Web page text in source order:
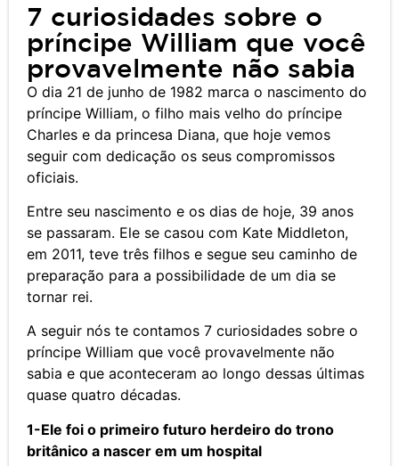
7 curiosidades sobre o
príncipe William que você
provavelmente não sabia
O dia 21 de junho de 1982 marca o nascimento do
príncipe William, o filho mais velho do príncipe
Charles e da princesa Diana, que hoje vemos
seguir com dedicação os seus compromissos
oficiais.
Entre seu nascimento e os dias de hoje, 39 anos
se passaram. Ele se casou com Kate Middleton,
em 2011, teve três filhos e segue seu caminho de
preparação para a possibilidade de um dia se
tornar rei.
A seguir nós te contamos 7 curiosidades sobre o
príncipe William que você provavelmente não
sabia e que aconteceram ao longo dessas últimas
quase quatro décadas.
1-Ele foi o primeiro futuro herdeiro do trono
britânico a nascer em um hospital